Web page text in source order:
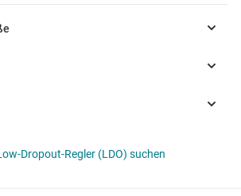
Dropout-Regler (LDO) suchen